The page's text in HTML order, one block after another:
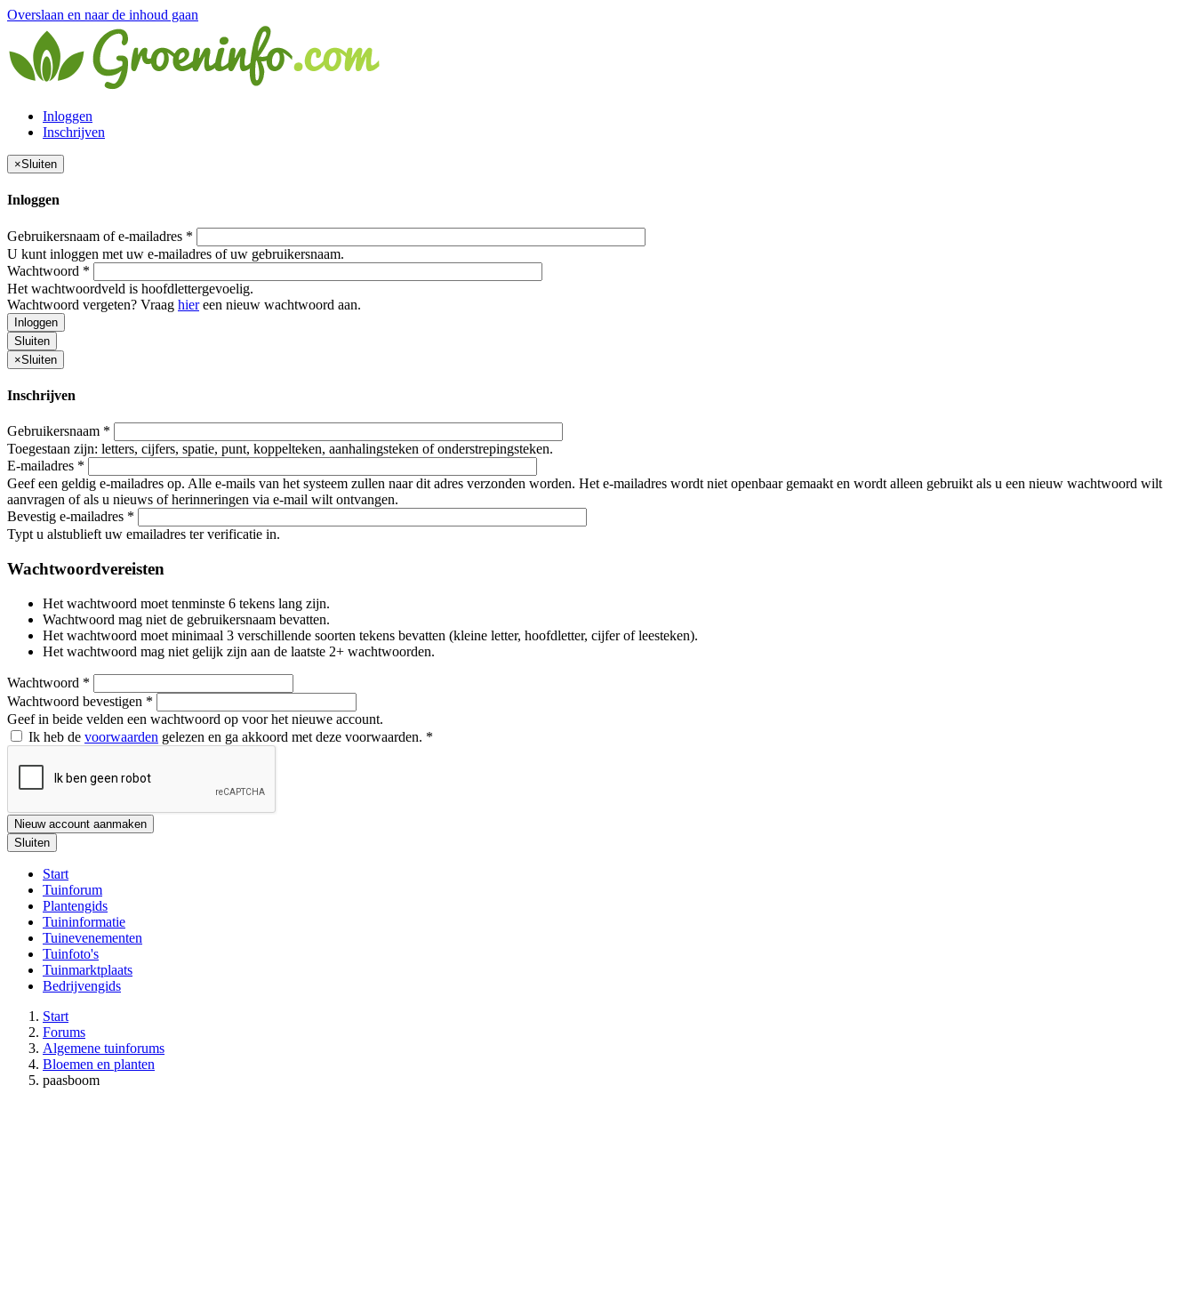
Overslaan en naar de inhoud gaan
Inloggen
Inschrijven
×Sluiten
Inloggen
Gebruikersnaam of e-mailadres *
U kunt inloggen met uw e-mailadres of uw gebruikersnaam.
Wachtwoord *
Het wachtwoordveld is hoofdlettergevoelig.
Wachtwoord vergeten? Vraag hiereen nieuw wachtwoord aan.
Inloggen
Sluiten
×Sluiten
Inschrijven
Gebruikersnaam *
Toegestaan zijn: letters, cijfers, spatie, punt, koppelteken, aanhalingsteken of onderstrepingsteken.
E-mailadres *
Geef een geldig e-mailadres op. Alle e-mails van het systeem zullen naar dit adres verzonden worden. Het e-mailadres wordt niet openbaar gemaakt en wordt alleen gebruikt als u een nieuw wachtwoord wilt
aanvragen of als u nieuws of herinneringen via e-mail wilt ontvangen.
Bevestig e-mailadres *
Typt u alstublieft uw emailadres ter verificatie in.
Wachtwoordvereisten
Het wachtwoord moet tenminste 6 tekens lang zijn.
Wachtwoord mag niet de gebruikersnaam bevatten.
Het wachtwoord moet minimaal 3 verschillende soorten tekens bevatten (kleine letter, hoofdletter, cijfer of leesteken).
Het wachtwoord mag niet gelijk zijn aan de laatste 2+ wachtwoorden.
Wachtwoord *
Wachtwoord bevestigen *
Geef in beide velden een wachtwoord op voor het nieuwe account.
Ik heb de voorwaarden gelezen en ga akkoord met deze voorwaarden. *
Nieuw account aanmaken
Sluiten
Start
Tuinforum
Plantengids
Tuininformatie
Tuinevenementen
Tuinfoto's
Tuinmarktplaats
Bedrijvengids
Start
Forums
Algemene tuinforums
Bloemen en planten
paasboom